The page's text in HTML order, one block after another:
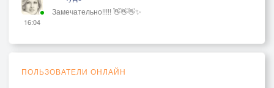
16:04
Замечательно!!!!! 👋👋👋✨
ПОЛЬЗОВАТЕЛИ ОНЛАЙН